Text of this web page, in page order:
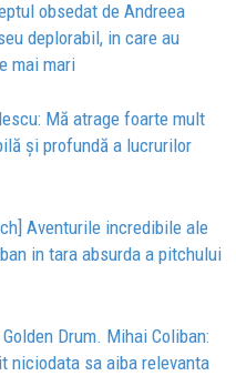
obsedat de Andreea
deplorabil, in care au
mai mari
Mă atrage foarte mult
și profundă a lucrurilor
Aventurile incredibile ale
in tara absurda a pitchului
Drum. Mihai Coliban:
niciodata sa aiba relevanta